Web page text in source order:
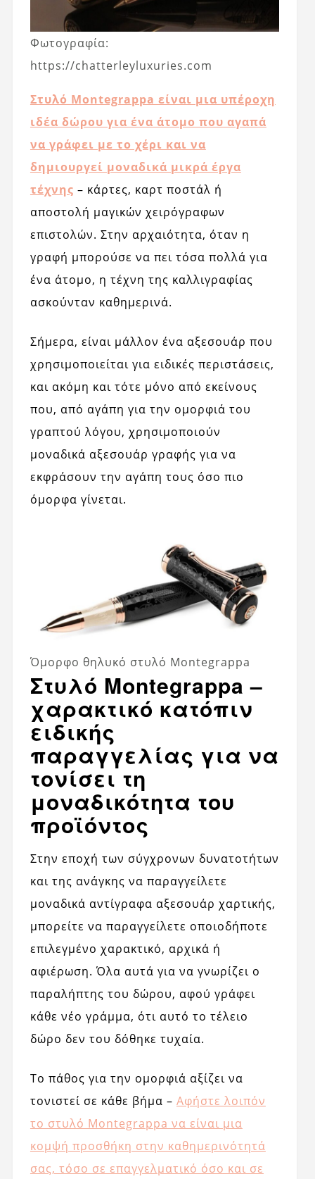
Φωτογραφία:
https://chatterleyluxuries.com
Στυλό Montegrappa είναι μια υπέροχη
ιδέα δώρου για ένα άτομο που αγαπά
να γράφει με το χέρι και να
δημιουργεί μοναδικά μικρά έργα
τέχνης – κάρτες, καρτ ποστάλ ή
αποστολή μαγικών χειρόγραφων
επιστολών. Στην αρχαιότητα, όταν η
γραφή μπορούσε να πει τόσα πολλά για
ένα άτομο, η τέχνη της καλλιγραφίας
ασκούνταν καθημερινά.
Σήμερα, είναι μάλλον ένα αξεσουάρ που
χρησιμοποιείται για ειδικές περιστάσεις,
και ακόμη και τότε μόνο από εκείνους
που, από αγάπη για την ομορφιά του
γραπτού λόγου, χρησιμοποιούν
μοναδικά αξεσουάρ γραφής για να
εκφράσουν την αγάπη τους όσο πιο
όμορφα γίνεται.
Όμορφο θηλυκό στυλό Montegrappa
Στυλό Montegrappa –
χαρακτικό κατόπιν
ειδικής
παραγγελίας για να
τονίσει τη
μοναδικότητα του
προϊόντος
Στην εποχή των σύγχρονων δυνατοτήτων
και της ανάγκης να παραγγείλετε
μοναδικά αντίγραφα αξεσουάρ χαρτικής,
μπορείτε να παραγγείλετε οποιοδήποτε
επιλεγμένο χαρακτικό, αρχικά ή
αφιέρωση. Όλα αυτά για να γνωρίζει ο
παραλήπτης του δώρου, αφού γράφει
κάθε νέο γράμμα, ότι αυτό το τέλειο
δώρο δεν του δόθηκε τυχαία.
Το πάθος για την ομορφιά αξίζει να
τονιστεί σε κάθε βήμα – Αφήστε λοιπόν
το στυλό Montegrappa να είναι μια
κομψή προσθήκη στην καθημερινότητά
σας, τόσο σε επαγγελματικό όσο και σε